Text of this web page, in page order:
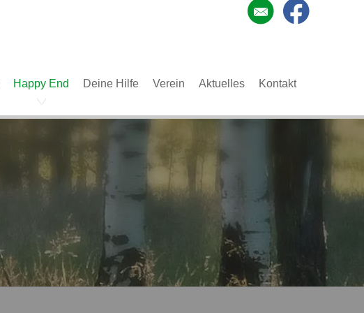
Happy End Deine Hilfe Verein Aktuelles Kontakt